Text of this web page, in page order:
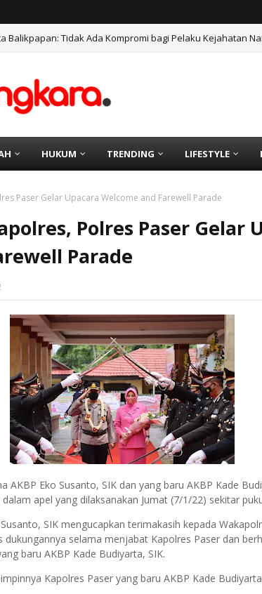
Balikpapan: Tidak Ada Kompromi bagi Pelaku Kejahatan
HUKUM TRENDING LIFESTYLE
Paser Gelar Upacara Welcome and Farewell Parade
Polres Paser Gelar
Parade
AKBP Eko Susanto, SIK dan yang baru AKBP Kade
apel yang dilaksanakan Jumat (7/1/22) sekitar
SIK mengucapkan terimakasih kepada
dukungannya selama menjabat Kapolres Paser dan
baru AKBP Kade Budiyarta, SIK.
Kapolres Paser yang baru AKBP Kade